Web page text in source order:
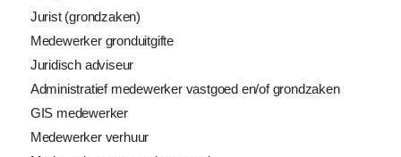
Jurist (grondzaken)
Medewerker gronduitgifte
Juridisch adviseur
Administratief medewerker vastgoed en/of grondzaken
GIS medewerker
Medewerker verhuur